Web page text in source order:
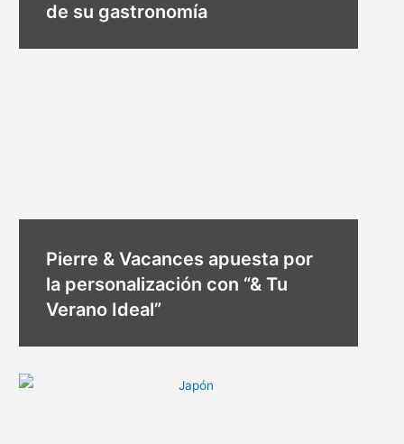
de su gastronomía
Pierre & Vacances apuesta por
la personalización con “& Tu
Verano Ideal”